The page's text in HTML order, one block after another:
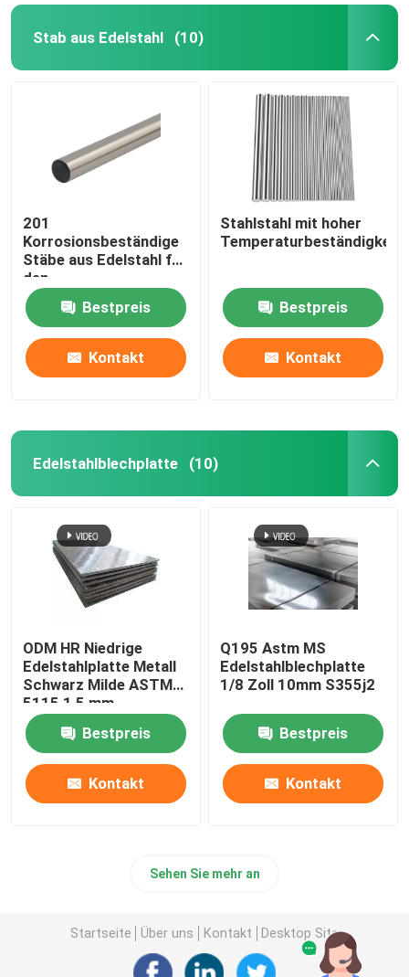
Stab aus Edelstahl (10)
201
Korrosionsbeständige
Stäbe aus Edelstahl für
den
Kaltverarbeitungsprozess
Bestpreis
Kontakt
Stahlstahl mit hoher
Temperaturbeständigkeit
Bestpreis
Kontakt
Edelstahlblechplatte (10)
ODM HR Niedrige
Edelstahlplatte Metall
Schwarz Milde ASTM
5115 1,5 mm
Bestpreis
Kontakt
Q195 Astm MS
Edelstahlblechplatte
1/8 Zoll 10mm S355j2
Bestpreis
Kontakt
Sehen Sie mehr an
Startseite Über uns Kontakt Desktop Site